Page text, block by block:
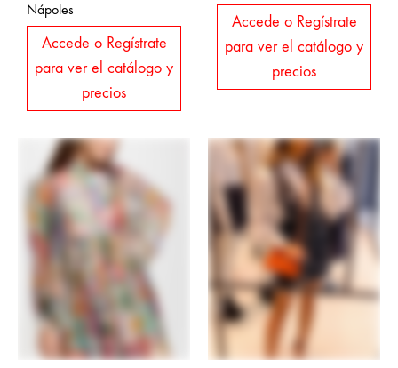
Nápoles
Accede o Regístrate
para ver el catálogo y
precios
Accede o Regístrate
para ver el catálogo y
precios